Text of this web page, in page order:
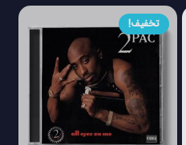
تخفیف!